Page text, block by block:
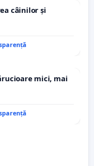
câinilor și
mici, mai